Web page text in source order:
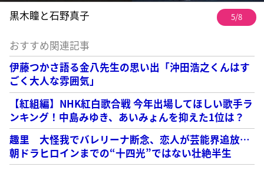
黒木瞳と石野真子 5/8
おすすめ関連記事
伊藤つかさ語る金八先生の思い出「沖田浩之くんはす
ごく大人な雰囲気」
【紅組編】NHK紅白歌合戦 今年出場してほしい歌手ラ
ンキング！中島みゆき、あいみょんを抑えた1位は？
趣里 大怪我でバレリーナ断念、恋人が芸能界追放…
朝ドラヒロインまでの“十四光”ではない壮絶半生